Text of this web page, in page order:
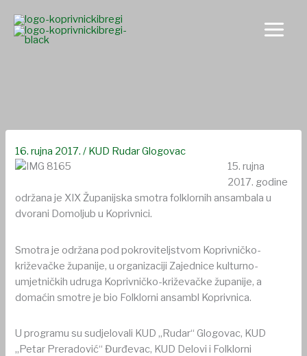
content
16. rujna 2017./ KUD Rudar Glogovac
15. rujna
2017. godine
održana je XIX Županijska smotra folklornih ansambala u
dvorani Domoljub u Koprivnici.
Smotra je održana pod pokroviteljstvom Koprivničko-
križevačke županije, u organizaciji Zajednice kulturno-
umjetničkih udruga Koprivničko-križevačke županije, a
domaćin smotre je bio Folklorni ansambl Koprivnica.
U programu su sudjelovali KUD „Rudar“ Glogovac, KUD
„Petar Preradović“ Đurđevac, KUD Delovi i Folklorni